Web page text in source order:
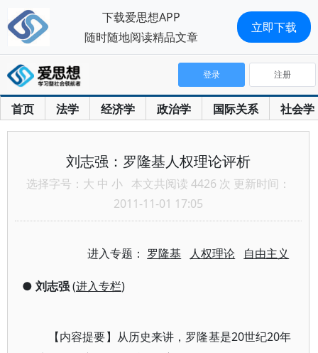
首页 法学 经济学 政治学 国际关系 社会学
登录 注册
刘志强：罗隆基人权理论评析
选择字号： 大 中 小 本文共阅读 4426 次 更新时间：
2011-11-01 17:05
进入专题： 罗隆基 人权理论 自由主义
● 刘志强(进入专栏)
【内容提要】从历史来讲，罗隆基是20世纪20年
下载爱思想APP
随时随地阅读精品文章
立即下载